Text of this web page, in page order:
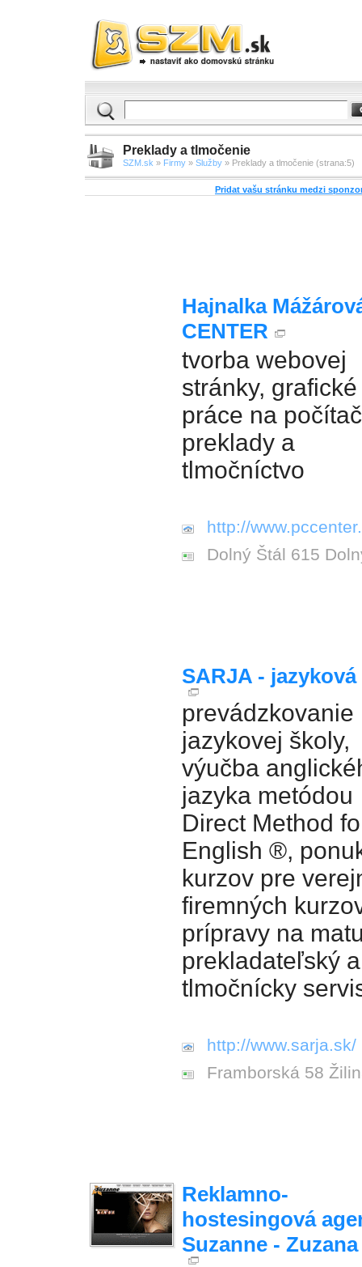
Preklady a tlmočenie
SZM.sk » Firmy » Služby » Preklady a tlmočenie (strana:5)
Pridat vašu stránku medzi
Hajnalka
CENTER
tvorba webovej
stránky, grafické
práce na
preklady a
tlmočníctvo
http://
Dolný Štál 615
SARJA -
prevádzkovanie
jazykovej školy,
výučba
jazyka metódou
Direct Method
English ®,
kurzov pre
firemných
prípravy na
prekladateľský a
tlmočnícky
http://www.sarja.sk/
Framborská 58
Reklamno-
hostesingová
Suzanne -